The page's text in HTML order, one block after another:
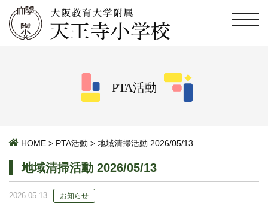
PTA活動
HOME > PTA活動 > 地域清掃活動 2026/05/13
地域清掃活動 2026/05/13
2026.05.13 お知らせ